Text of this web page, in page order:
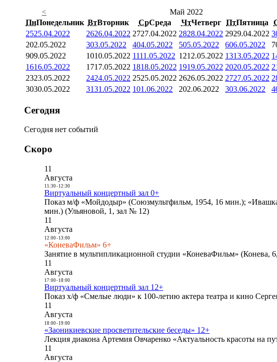
<
Май 2022
ПнПонедельник ВтВторник СрСреда ЧтЧетверг ПтПятница
2525.04.2022 2626.04.2022 2727.04.2022 2828.04.2022 2929.04.2022
202.05.2022 303.05.2022 404.05.2022 505.05.2022 606.05.2022 7
909.05.2022 1010.05.2022 1111.05.2022 1212.05.2022 1313.05.2022
1616.05.2022 1717.05.2022 1818.05.2022 1919.05.2022 2020.05.2022
2323.05.2022 2424.05.2022 2525.05.2022 2626.05.2022 2727.05.2022
3030.05.2022 3131.05.2022 101.06.2022 202.06.2022 303.06.2022 4
Сегодня
Сегодня нет событий
Скоро
11
Августа
11:30- 12:30
Виртуальный концертный зал 0+
Показ м/ф «Мойдодыр» (Союзмультфильм, 1954, 16 мин.);
мин.) (Ульяновой, 1, зал № 12)
11
Августа
12:00- 13:00
«КоневаФильм» 6+
Занятие в мультипликационной студии «КоневаФильм» (Конева,
11
Августа
17:00- 18:00
Виртуальный концертный зал 12+
Показ х/ф «Смелые люди» к 100-летию актера театра и кино
11
Августа
18:00- 19:00
«Заоникиевские просветительские беседы» 12+
Лекция диакона Артемия Овчаренко «Актуальность красоты на
11
Августа